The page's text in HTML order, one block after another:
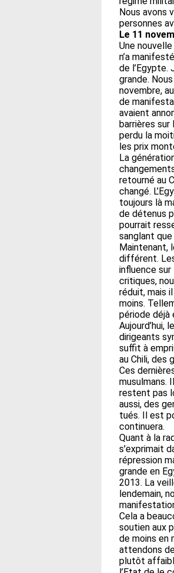
Nous avons
personnes
Le 11
Une
n’a
de l’Egypte.
grande.
novembre,
de
avaient
barrières
perdu la
les prix
La
retourné au
changé.
toujours là
de détenus
pourrait
sanglant que
Maintenant,
différent.
influence
critiques,
réduit, mais
moins.
période déjà
dirigeants
suffit à
au Chili, des
Ces
musulmans.
restent pas
aussi, des
tués. Il est
continuera.
Quant à la
s'exprimait
répression
grande en
2013. La
lendemain,
Cela a
soutien aux
de moins en
attendons
plutôt